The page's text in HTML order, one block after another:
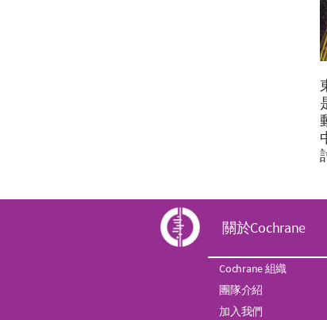
C
o
c
關於Cochrane
Cochrane 組織
團隊介紹
加入我們